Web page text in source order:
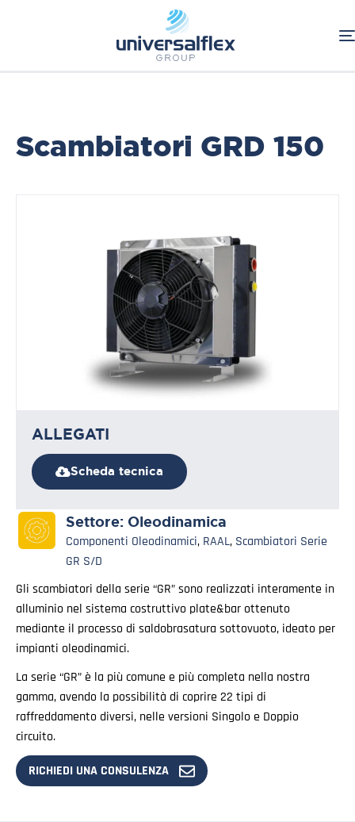
Scambiatori Serie GR S/D
Componenti Oleodinamici
RAAL
Scambiatori GRD 150
ALLEGATI
Scheda tecnica
Settore: Oleodinamica
Componenti Oleodinamici, RAAL, Scambiatori Serie
GR S/D
Gli scambiatori della serie “GR” sono realizzati interamente in
alluminio nel sistema costruttivo plate&bar ottenuto
mediante il processo di saldobrasatura sottovuoto, ideato per
impianti oleodinamici.
La serie “GR” è la più comune e più completa nella nostra
gamma, avendo la possibilità di coprire 22 tipi di
raffreddamento diversi, nelle versioni Singolo e Doppio
circuito.
RICHIEDI UNA CONSULENZA